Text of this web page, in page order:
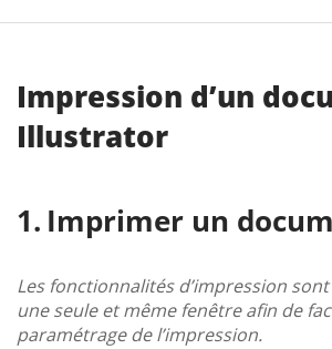
Impression d’un
Illustrator
Imprimer un
Les fonctionnalités d’impression
une seule et même fenêtre afin de
paramétrage de l’impression.